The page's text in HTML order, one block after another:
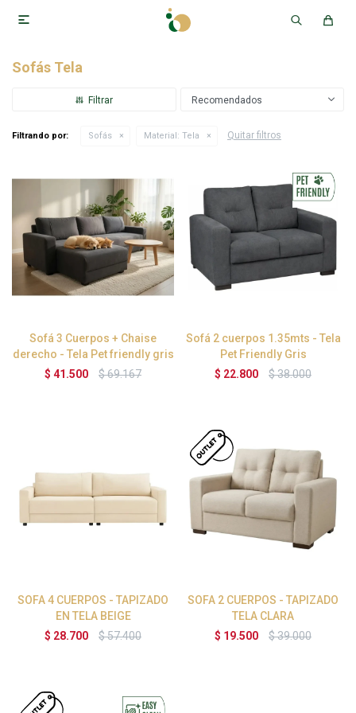

Sofás Tela
Recomendados
Filtrando por: Sofás Material: Tela Quitar filtros
Sofá 3 Cuerpos + Chaise
derecho - Tela Pet friendly gris
$ 41.500 $69.167
Sofá 2 cuerpos 1.35mts - Tela
Pet Friendly Gris
$ 22.800 $38.000
SOFA 4 CUERPOS - TAPIZADO
EN TELA BEIGE
$ 28.700 $57.400
SOFA 2 CUERPOS - TAPIZADO
TELA CLARA
$ 19.500 $39.000